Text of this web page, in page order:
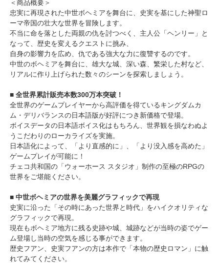
＜商品概要＞
忠実に再現された中世ボヘミアを舞台に、史実を基にした神聖ロ
ーマ帝国の壮大な世界を冒険します。
不当に命を落とした両親の仇を討つべく、主人公「ヘンリー」と
なって、歴史を変えるクエストに挑み、
自身の影響力を広め、仇である強大な力に復讐するのです。
中世のボヘミアを舞台に、雄大な城、深い森、繁栄した村など、
リアルに作り上げられた数々のシーンを探索しましょう。
■ 全世界累計販売本数300万本突破！
全世界のゲームプレイヤーから高評価を得ているキングダムカ
ム・デリバランスの日本語版が好評につき新価格で登場。
ボイスデータの日本語ボイス化はもちろん、世界観を損なわぬよ
うこだわりのローカライズを実施。
日本語化によって、「より直感的に」、「より没入感を高めた」
ゲームプレイが可能に！
チェコ共和国の「ウォーホース スタジオ」制作の至極のRPGの
世界をご堪能ください。
■ 中世ボヘミアの世界を美麗グラフィックで再現
史実に沿った「その時にあった世界と時代」をハイクオリティな
グラフィックで再現。
現在もボヘミア地方に残る史跡や城、城跡などが当時の姿でゲー
ム登場し当時の空気を感じる事ができます。
歴史フアン、史実フアンの方は本作で「本物の歴史ロマン」に触
れてみてください。